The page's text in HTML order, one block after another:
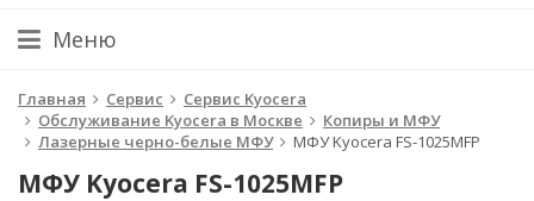
Меню
Главная Сервис
Сервис Kyocera
Обслуживание Kyocera в Москве
Копиры и МФУ
Лазерные черно-белые МФУ
МФУ Kyocera FS-1025MFP
МФУ Kyocera FS-1025MFP